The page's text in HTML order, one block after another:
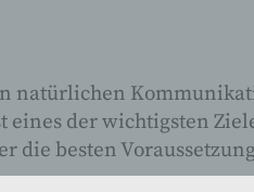
natürlichen
der wichtigsten
besten